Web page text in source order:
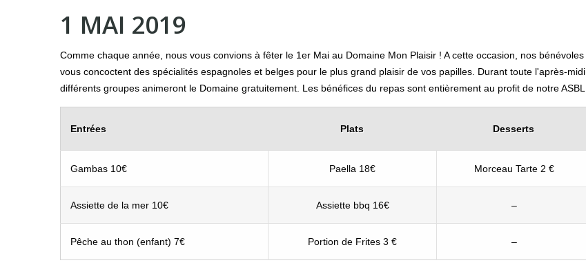
1 MAI 2019
Comme chaque année, nous vous convions à fêter le 1er Mai au Domaine Mon Plaisir ! A cette occasion, nos bénévoles
vous concoctent des spécialités espagnoles et belges pour le plus grand plaisir de vos papilles. Durant toute l'après-midi,
différents groupes animeront le Domaine gratuitement. Les bénéfices du repas sont entièrement au profit de notre ASBL.
Entrées Plats Desserts
Gambas 10€ Paella 18€ Morceau Tarte 2 €
Assiette de la mer 10€ Assiette bbq 16€ –
Pêche au thon (enfant) 7€ Portion de Frites 3 € –